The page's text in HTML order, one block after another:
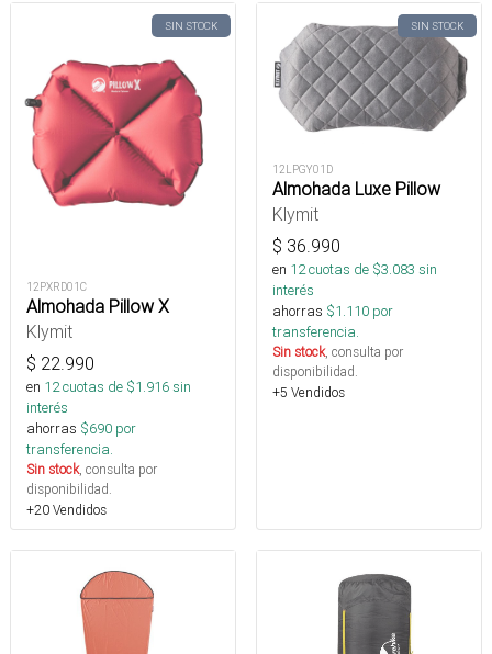
SIN STOCK
12PXRD01C
Almohada Pillow X
Klymit
$ 22.990
en 12cuotas de $1.916sin
interés
ahorras $690 por
transferencia.
Sin stock, consulta por
disponibilidad.
+20 Vendidos
SIN STOCK
12LPGY01D
Almohada Luxe Pillow
Klymit
$ 36.990
en 12cuotas de $3.083 sin
interés
ahorras $1.110 por
transferencia.
Sin stock, consulta por
disponibilidad.
+5 Vendidos